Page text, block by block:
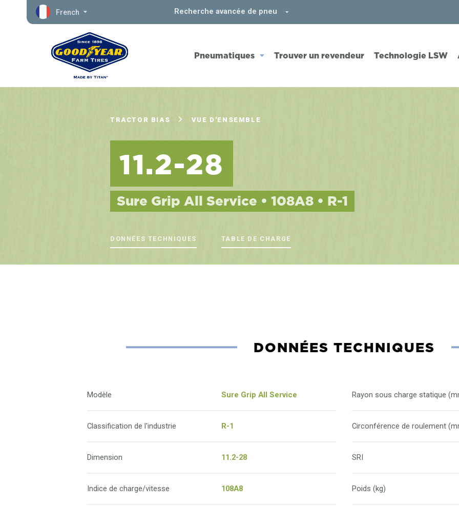
French Recherche avancée de pneu
Pneumatiques Trouver un revendeur Technologie LSW
TRACTOR BIAS VUE D'ENSEMBLE
11.2-28
Sure Grip All Service • 108A8 • R-1
DONNÉES TECHNIQUES TABLE DE CHARGE
DONNÉES TECHNIQUES
Modèle Sure Grip All Service
Classification de l'industrie R-1
Dimension 11.2-28
Indice de charge/vitesse 108A8
Rayon sous charge statique
Circonférence de roulement
SRI
Poids (kg)